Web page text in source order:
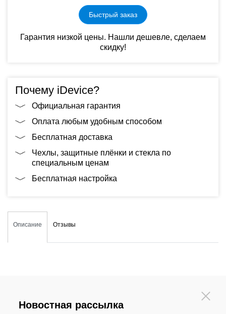
Быстрый заказ
Гарантия низкой цены. Нашли дешевле, сделаем
скидку!
Почему iDevice?
Официальная гарантия
Оплата любым удобным способом
Бесплатная доставка
Чехлы, защитные плёнки и стекла по
специальным ценам
Бесплатная настройка
Описание Отзывы
Новостная рассылка